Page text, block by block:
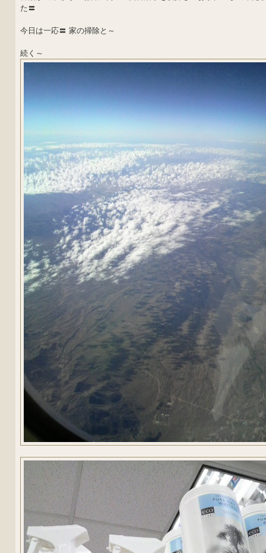
た〓
今日は一応〓 家の掃除と～
続く～